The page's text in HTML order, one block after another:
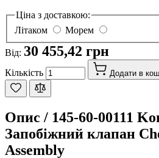
Ціна з доставкою:
Літаком
Морем
Від: 30 455,42 грн
Кількість Додати в
Опис / 145-60-00111
Запобіжний клапан
Assembly